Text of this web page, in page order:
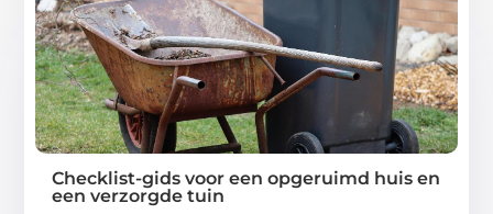
Checklist-gids voor een opgeruimd huis en
een verzorgde tuin